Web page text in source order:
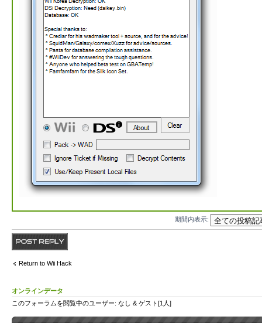
期間内表示:
Return to Wii Hack
オンラインデータ
このフォーラムを閲覧中のユーザー: なし & ゲスト[1人]